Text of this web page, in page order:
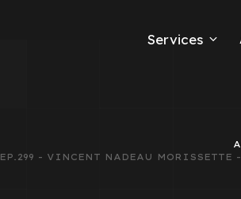
Services
EP.299 - VINCENT NADEAU